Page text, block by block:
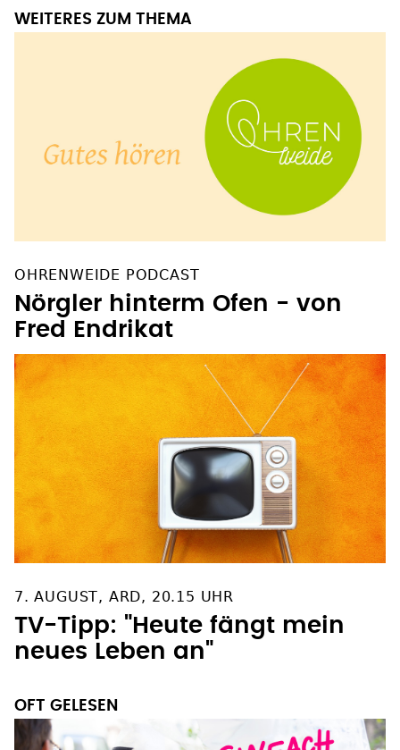
WEITERES ZUM THEMA
OHRENWEIDE PODCAST
Nörgler hinterm Ofen - von
Fred Endrikat
7. AUGUST, ARD, 20.15 UHR
TV-Tipp: "Heute fängt mein
neues Leben an"
OFT GELESEN